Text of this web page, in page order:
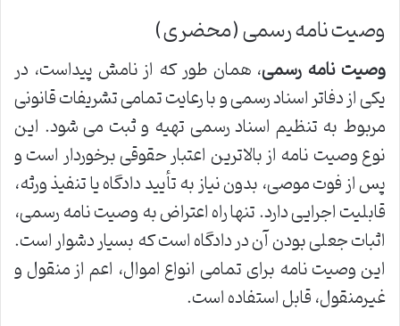
وصیت نامه رسمی (محضری)
وصیت نامه رسمی، همان طور که از نامش پیداست، در
یکی از دفاتر اسناد رسمی و با رعایت تمامی تشریفات قانونی
مربوط به تنظیم اسناد رسمی تهیه و ثبت می شود. این
نوع وصیت نامه از بالاترین اعتبار حقوقی برخوردار است و
پس از فوت موصی، بدون نیاز به تأیید دادگاه یا تنفیذ ورثه،
قابلیت اجرایی دارد. تنها راه اعتراض به وصیت نامه رسمی،
اثبات جعلی بودن آن در دادگاه است که بسیار دشوار است.
این وصیت نامه برای تمامی انواع اموال، اعم از منقول و
غیرمنقول، قابل استفاده است.